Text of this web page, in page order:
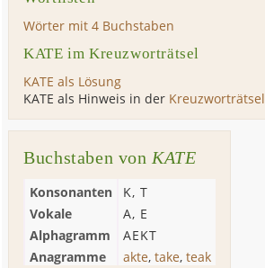
Wörter mit 4 Buchstaben
KATE im Kreuzworträtsel
KATE als Lösung
KATE als Hinweis in der
Buchstaben von KATE
Konsonanten K,T
Vokale
A, E
Alphagramm
AEKT
Anagramme
akte,take,teak